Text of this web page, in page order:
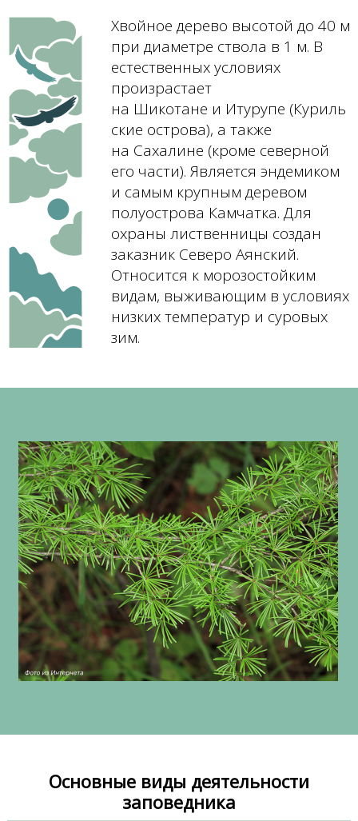
Хвойное дерево высотой до 40 м
при диаметре ствола в 1 м. В
естественных условиях
произрастает
на Шикотане и Итурупе (Куриль
ские острова), а также
на Сахалине (кроме северной
его части). Является эндемиком
и самым крупным деревом
полуострова Камчатка. Для
охраны лиственницы создан
заказник Северо Аянский.
Относится к морозостойким
видам, выживающим в условиях
низких температур и суровых
зим.
Основные виды деятельности
заповедника